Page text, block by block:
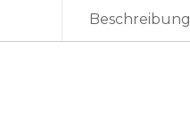
Beschreibung